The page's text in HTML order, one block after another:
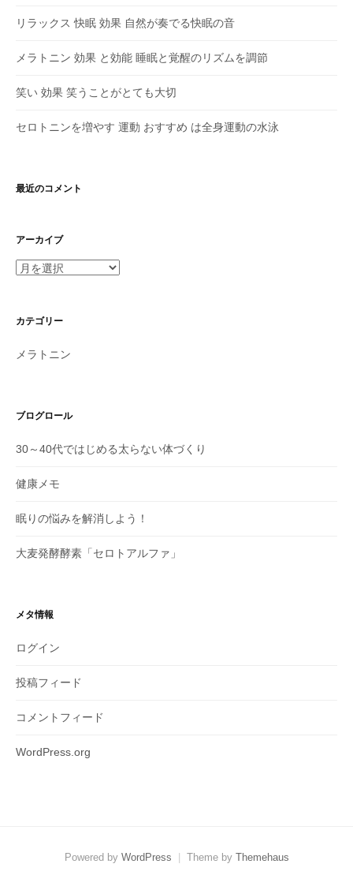
リラックス 快眠 効果 自然が奏でる快眠の音
メラトニン 効果 と効能 睡眠と覚醒のリズムを調節
笑い 効果 笑うことがとても大切
セロトニンを増やす 運動 おすすめ は全身運動の水泳
最近のコメント
アーカイブ
ア
イ
カテゴリー
メラトニン
ブログロール
30～40代ではじめる太らない体づくり
健康メモ
眠りの悩みを解消しよう！
大麦発酵酵素「セロトアルファ」
メタ情報
ログイン
投稿フィード
コメントフィード
WordPress.org
Powered by WordPress Theme by Themehaus